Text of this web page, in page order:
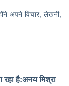
अपने विचार, लेखनी,
है:अनय मिश्रा